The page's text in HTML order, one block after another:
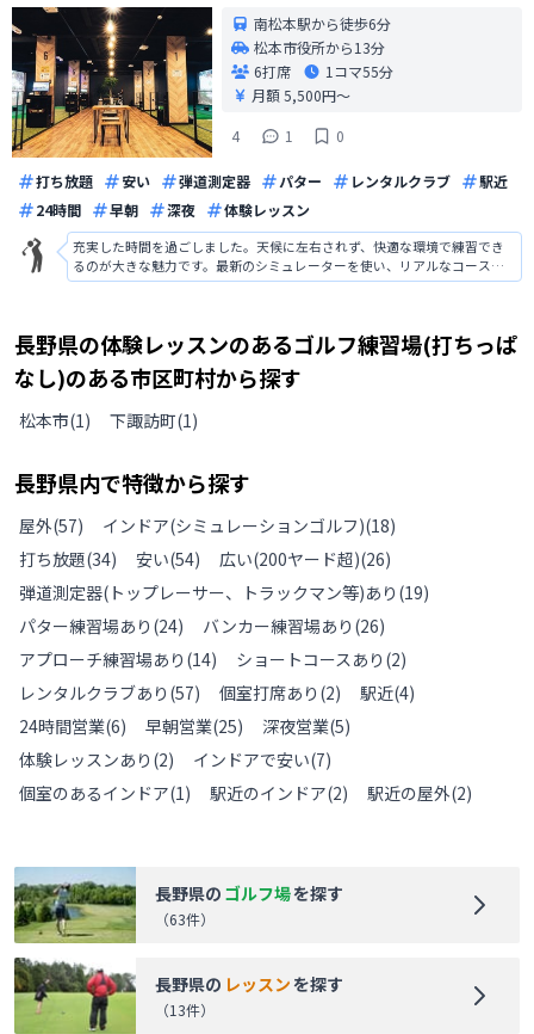
南松本駅から徒歩6分
松本市役所から13分
6打席
1コマ55分
月額 5,500円〜
4
1 0
打ち放題 安い 弾道測定器 パター レンタルクラブ
駅近
24時間
早朝 深夜 体験レッスン
充実した時間を過ごしました。天候に左右されず、快適な環境で練習でき
るのが大きな魅力です。最新のシミュレーターを使い、リアルなコース体
験ができるため、スイングやパッティングの感覚を磨くのに最適です。ま
長野県の体験レッスンのあるゴルフ練習場(打ちっぱ
なし)のある市区町村から探す
松本市(1) 下諏訪町(1)
長野県内で特徴から探す
屋外(57) インドア(シミュレーションゴルフ)(18)
打ち放題(34) 安い(54) 広い(200ヤード超)(26)
弾道測定器(トップレーサー、トラックマン等)あり (19)
パター練習場あり (24) バンカー練習場あり (26)
アプローチ練習場あり (14) ショートコースあり (2)
レンタルクラブあり (57) 個室打席あり (2) 駅近(4)
24時間営業(6) 早朝営業(25) 深夜営業(5)
体験レッスンあり (2) インドアで安い(7)
個室のあるインドア(1) 駅近のインドア(2) 駅近の屋外(2)
長野県の ゴルフ場を探す
（63件）
長野県の レッスンを探す
（13件）